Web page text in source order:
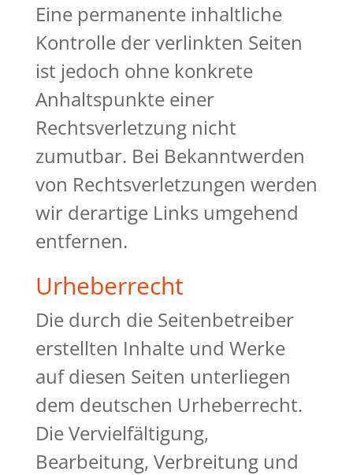
Eine permanente inhaltliche
Kontrolle der verlinkten Seiten
ist jedoch ohne konkrete
Anhaltspunkte einer
Rechtsverletzung nicht
zumutbar. Bei Bekanntwerden
von Rechtsverletzungen werden
wir derartige Links umgehend
entfernen.
Urheberrecht
Die durch die Seitenbetreiber
erstellten Inhalte und Werke
auf diesen Seiten unterliegen
dem deutschen Urheberrecht.
Die Vervielfältigung,
Bearbeitung, Verbreitung und